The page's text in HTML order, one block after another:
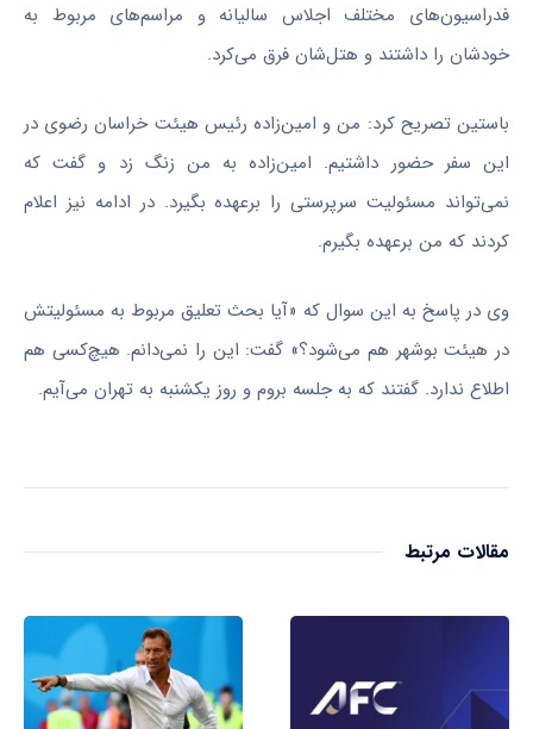
فدراسیون‌های مختلف اجلاس سالیانه و مراسم‌های مربوط به
خودشان را داشتند و هتل‌شان فرق می‌کرد.
باستین تصریح کرد: من و امین‌زاده رئیس هیئت خراسان رضوی در
این سفر حضور داشتیم. امین‌زاده به من زنگ زد و گفت که
نمی‌تواند مسئولیت سرپرستی را برعهده بگیرد. در ادامه نیز اعلام
کردند که من برعهده بگیرم.
وی در پاسخ به این سوال که «آیا بحث تعلیق مربوط به مسئولیتش
در هیئت بوشهر هم می‌شود؟» گفت: این را نمی‌دانم. هیچ‌کسی هم
اطلاع ندارد. گفتند که به جلسه بروم و روز یکشنبه به تهران می‌آیم.
مقالات مرتبط